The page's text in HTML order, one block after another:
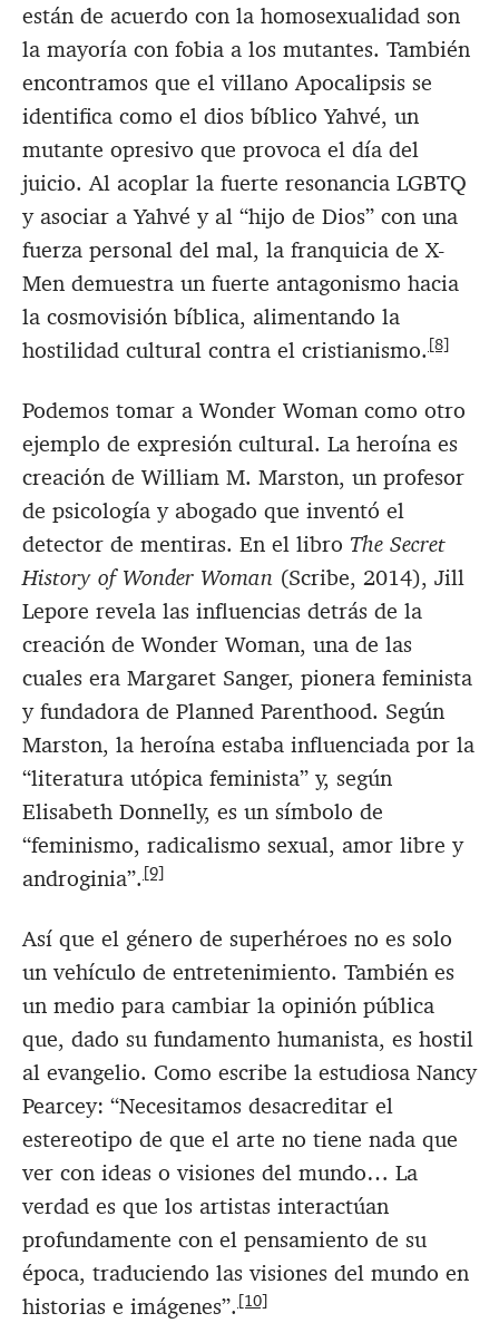
están de acuerdo con la homosexualidad son
la mayoría con fobia a los mutantes. También
encontramos que el villano Apocalipsis se
identifica como el dios bíblico Yahvé, un
mutante opresivo que provoca el día del
juicio. Al acoplar la fuerte resonancia LGBTQ
y asociar a Yahvé y al “hijo de Dios” con una
fuerza personal del mal, la franquicia de X-
Men demuestra un fuerte antagonismo hacia
la cosmovisión bíblica, alimentando la
hostilidad cultural contra el cristianismo. [8]
Podemos tomar a Wonder Woman como otro
ejemplo de expresión cultural. La heroína es
creación de William M. Marston, un profesor
de psicología y abogado que inventó el
detector de mentiras. En el libro The Secret
History of Wonder Woman (Scribe, 2014), Jill
Lepore revela las influencias detrás de la
creación de Wonder Woman, una de las
cuales era Margaret Sanger, pionera feminista
y fundadora de Planned Parenthood. Según
Marston, la heroína estaba influenciada por la
“literatura utópica feminista” y, según
Elisabeth Donnelly, es un símbolo de
“feminismo, radicalismo sexual, amor libre y
androginia”. [9]
Así que el género de superhéroes no es solo
un vehículo de entretenimiento. También es
un medio para cambiar la opinión pública
que, dado su fundamento humanista, es hostil
al evangelio. Como escribe la estudiosa Nancy
Pearcey: “Necesitamos desacreditar el
estereotipo de que el arte no tiene nada que
ver con ideas o visiones del mundo… La
verdad es que los artistas interactúan
profundamente con el pensamiento de su
época, traduciendo las visiones del mundo en
historias e imágenes”. [10]